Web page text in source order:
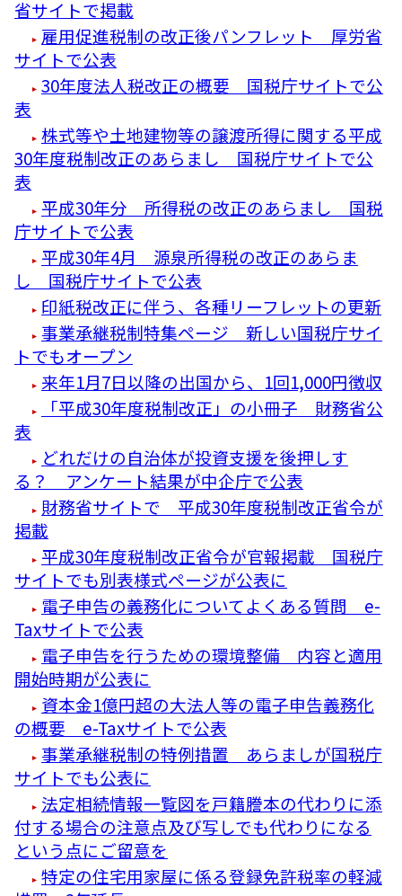
省サイトで掲載
雇用促進税制の改正後パンフレット 厚労省
サイトで公表
30年度法人税改正の概要 国税庁サイトで公
表
株式等や土地建物等の譲渡所得に関する平成
30年度税制改正のあらまし 国税庁サイトで公
表
平成30年分 所得税の改正のあらまし 国税
庁サイトで公表
平成30年4月 源泉所得税の改正のあらま
し 国税庁サイトで公表
印紙税改正に伴う、各種リーフレットの更新
事業承継税制特集ページ 新しい国税庁サイ
トでもオープン
来年1月7日以降の出国から、1回1,000円徴収
「平成30年度税制改正」の小冊子 財務省公
表
どれだけの自治体が投資支援を後押しす
る？ アンケート結果が中企庁で公表
財務省サイトで 平成30年度税制改正省令が
掲載
平成30年度税制改正省令が官報掲載 国税庁
サイトでも別表様式ページが公表に
電子申告の義務化についてよくある質問 e-
Taxサイトで公表
電子申告を行うための環境整備 内容と適用
開始時期が公表に
資本金1億円超の大法人等の電子申告義務化
の概要 e-Taxサイトで公表
事業承継税制の特例措置 あらましが国税庁
サイトでも公表に
法定相続情報一覧図を戸籍謄本の代わりに添
付する場合の注意点及び写しでも代わりになる
という点にご留意を
特定の住宅用家屋に係る登録免許税率の軽減